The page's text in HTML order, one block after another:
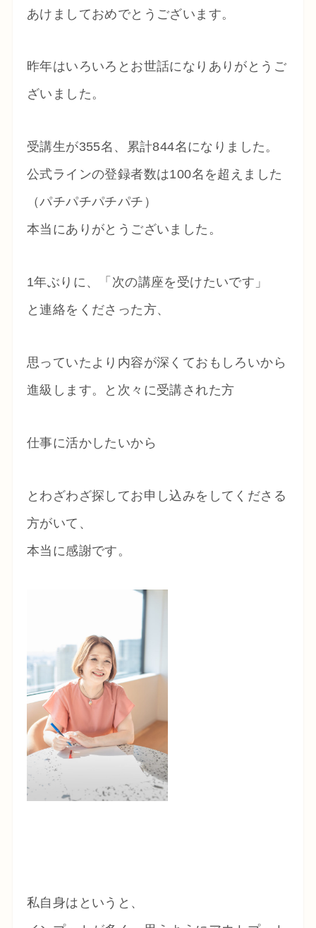
あけましておめでとうございます。
昨年はいろいろとお世話になりありがとうご
ざいました。
受講生が355名、累計844名になりました。
公式ラインの登録者数は100名を超えました
（パチパチパチパチ）
本当にありがとうございました。
1年ぶりに、「次の講座を受けたいです」
と連絡をくださった方、
思っていたより内容が深くておもしろいから
進級します。と次々に受講された方
仕事に活かしたいから
とわざわざ探してお申し込みをしてくださる
方がいて、
本当に感謝です。
私自身はというと、